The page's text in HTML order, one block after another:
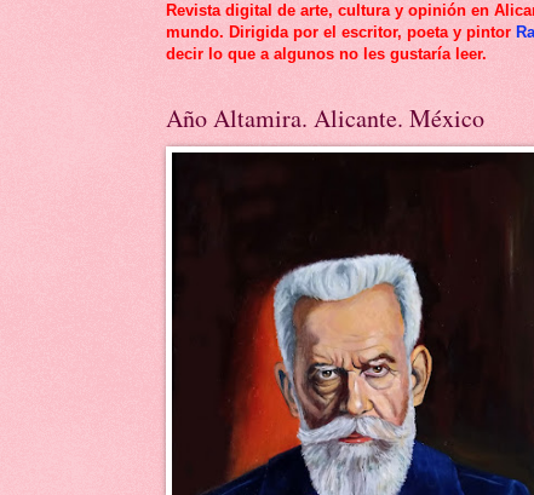
Revista digital de arte, cultura y opinión en
mundo. Dirigida por el escritor, poeta y pintor
decir lo que a algunos no les gustaría leer.
Año Altamira. Alicante. México